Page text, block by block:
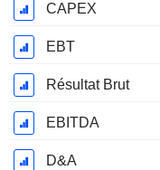
CAPEX
EBT
Résultat Brut
EBITDA
D&A